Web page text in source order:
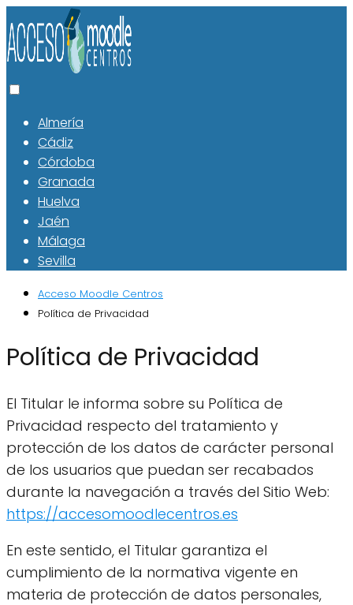
Almería
Cádiz
Córdoba
Granada
Huelva
Jaén
Málaga
Sevilla
Acceso Moodle Centros
Política de Privacidad
Política de Privacidad
El Titular le informa sobre su Política de
Privacidad respecto del tratamiento y
protección de los datos de carácter personal
de los usuarios que puedan ser recabados
durante la navegación a través del Sitio Web:
https://accesomoodlecentros.es
En este sentido, el Titular garantiza el
cumplimiento de la normativa vigente en
materia de protección de datos personales,